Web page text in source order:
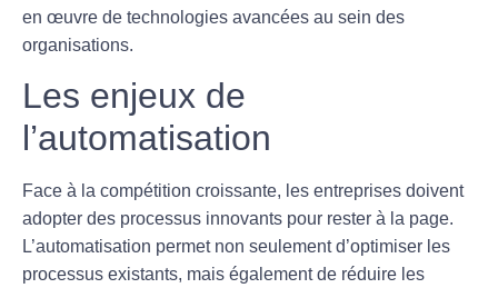
en œuvre de technologies avancées au sein des
organisations.
Les enjeux de
l’automatisation
Face à la compétition croissante, les entreprises doivent
adopter des processus innovants pour rester à la page.
L’automatisation permet non seulement d’optimiser les
processus existants, mais également de réduire les